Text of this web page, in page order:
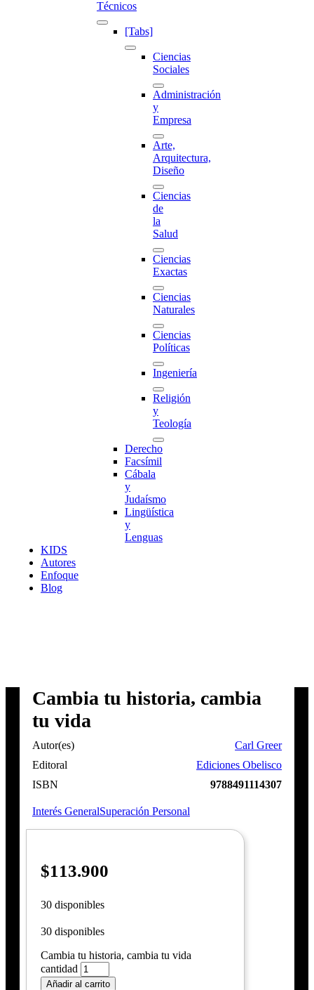
Técnicos
[Tabs]
Ciencias
Sociales
Administración
y
Empresa
Arte,
Arquitectura,
Diseño
Ciencias
de
la
Salud
Ciencias
Exactas
Ciencias
Naturales
Ciencias
Políticas
Ingeniería
Religión
y
Teología
Derecho
Facsímil
Cábala
y
Judaísmo
Lingüística
y
Lenguas
KIDS
Autores
Enfoque
Blog
Cambia tu historia, cambia
tu vida
Autor(es)
Carl Greer
Editoral
Ediciones Obelisco
ISBN
9788491114307
Interés GeneralSuperación Personal
$113.900
30 disponibles
30 disponibles
Cambia tu historia, cambia tu vida
cantidad
Añadir al carrito